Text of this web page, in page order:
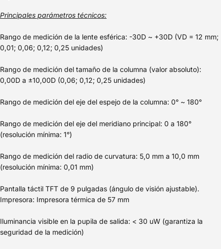
Principales parámetros técnicos:
Rango de medición de la lente esférica: -30D ~ +30D (VD = 12 mm;
0,01; 0,06; 0,12; 0,25 unidades)
Rango de medición del tamaño de la columna (valor absoluto):
0,00D a ±10,00D (0,06; 0,12; 0,25 unidades)
Rango de medición del eje del espejo de la columna: 0° ~ 180°
Rango de medición del eje del meridiano principal: 0 a 180°
(resolución mínima: 1°)
Rango de medición del radio de curvatura: 5,0 mm a 10,0 mm
(resolución mínima: 0,01 mm)
Pantalla táctil TFT de 9 pulgadas (ángulo de visión ajustable).
Impresora: Impresora térmica de 57 mm
Iluminancia visible en la pupila de salida: < 30 uW (garantiza la
seguridad de la medición)